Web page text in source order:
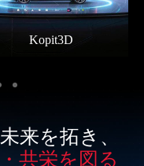
Kopit3D
来を拓き、
共栄を図る